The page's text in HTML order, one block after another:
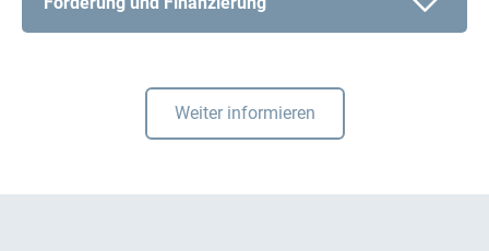
Weiter informieren